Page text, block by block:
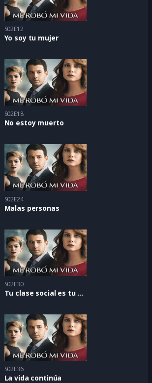
S02E12
Yo soy tu mujer
S02E18
No estoy muerto
S02E24
Malas personas
S02E30
Tu clase social es tu destino
S02E36
La vida continúa